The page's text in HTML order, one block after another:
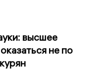
высшее
не по